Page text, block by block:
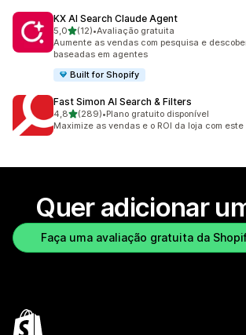
KX AI Search Claude Agent
5,0de 5 estrelas
(12)
12 avaliações ao todo
•Avaliação gratuita
Aumente as vendas com pesquisa e
baseadas em agentes
Built for Shopify
Fast Simon AI Search & Filters
4,8de 5 estrelas
(289)
289 avaliações ao todo
•Plano gratuito disponível
Maximize as vendas e o ROI da loja com
Quer adicionar
Faça uma avaliação gratuita da